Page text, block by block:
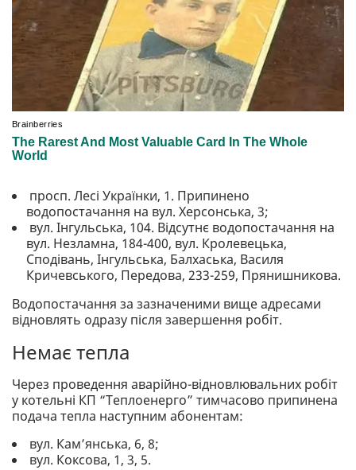
просп. Лесі Українки, 1. Припинено
водопостачання на вул. Херсонська, 3;
вул. Інгульська, 104. Відсутнє водопостачання на
вул. Незламна, 184-400, вул. Кролевецька,
Сподівань, Інгульська, Балхаська, Василя
Кричевського, Передова, 233-259, Прянишникова.
Водопостачання за зазначеними вище адресами
відновлять одразу після завершення робіт.
Немає тепла
Через проведення аварійно-відновлювальних робіт
у котельні КП “Теплоенерго” тимчасово припинена
подача тепла наступним абонентам:
вул. Камʼянська, 6, 8;
вул. Коксова, 1, 3, 5.